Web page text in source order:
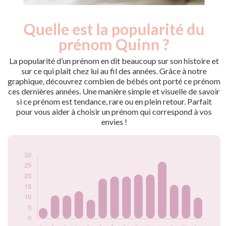
Quelle est la popularité du
prénom Quinn ?
La popularité d’un prénom en dit beaucoup sur son histoire et
sur ce qui plaît chez lui au fil des années. Grâce à notre
graphique, découvrez combien de bébés ont porté ce prénom
ces dernières années. Une manière simple et visuelle de savoir
si ce prénom est tendance, rare ou en plein retour. Parfait
pour vous aider à choisir un prénom qui correspond à vos
envies !
Popularité du
prénom Quinn par
Année
Nouveaux-
nés
2012
11
2013
11
2014
13
2015
9
2016
19
2017
20
2021
2023
2024